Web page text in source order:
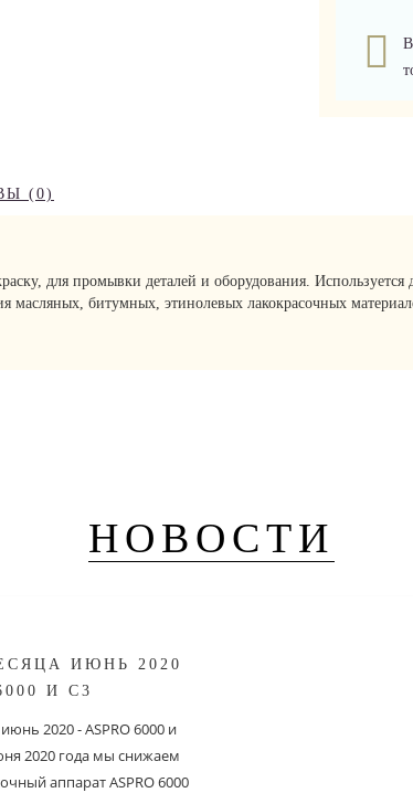
(0)
для промывки деталей и оборудования.
масляных, битумных, этинолевых лакокрасочных
НОВОСТИ
ИЮНЬ 2020
И С3
2020 - ASPRO 6000 и
2020 года мы снижаем
аппарат ASPRO 6000